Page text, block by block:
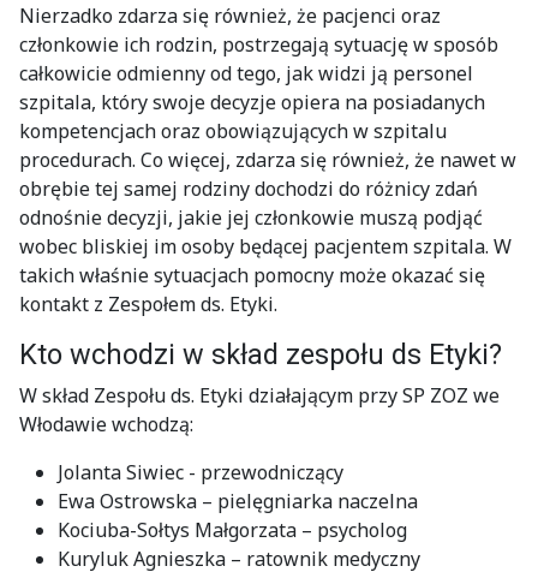
Nierzadko zdarza się również, że pacjenci oraz
członkowie ich rodzin, postrzegają sytuację w sposób
całkowicie odmienny od tego, jak widzi ją personel
szpitala, który swoje decyzje opiera na posiadanych
kompetencjach oraz obowiązujących w szpitalu
procedurach. Co więcej, zdarza się również, że nawet w
obrębie tej samej rodziny dochodzi do różnicy zdań
odnośnie decyzji, jakie jej członkowie muszą podjąć
wobec bliskiej im osoby będącej pacjentem szpitala. W
takich właśnie sytuacjach pomocny może okazać się
kontakt z Zespołem ds. Etyki.
Kto wchodzi w skład zespołu ds Etyki?
W skład Zespołu ds. Etyki działającym przy SP ZOZ we
Włodawie wchodzą:
Jolanta Siwiec - przewodniczący
Ewa Ostrowska – pielęgniarka naczelna
Kociuba-Sołtys Małgorzata – psycholog
Kuryluk Agnieszka – ratownik medyczny